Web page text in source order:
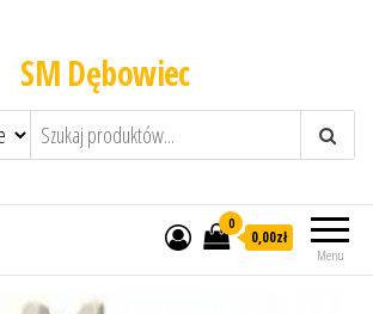
SM Dębowiec
Menu
0
0,00zł